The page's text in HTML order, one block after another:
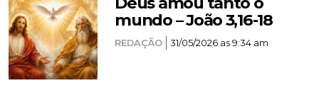
mundo – João 3,16-18
REDAÇÃO 31/05/2026 as 9:34 am